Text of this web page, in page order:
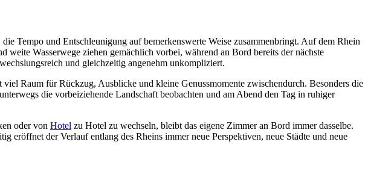
Tempo und Entschleunigung auf bemerkenswerte Weise zusammenbringt. Auf dem Rhein
Wasserwege ziehen gemächlich vorbei, während an Bord bereits der nächste
und gleichzeitig angenehm unkompliziert.
viel Raum für Rückzug, Ausblicke und kleine Genussmomente zwischendurch. Besonders die
die vorbeiziehende Landschaft beobachten und am Abend den Tag in ruhiger
oder von Hotel zu Hotel zu wechseln, bleibt das eigene Zimmer an Bord immer dasselbe.
eröffnet der Verlauf entlang des Rheins immer neue Perspektiven, neue Städte und neue